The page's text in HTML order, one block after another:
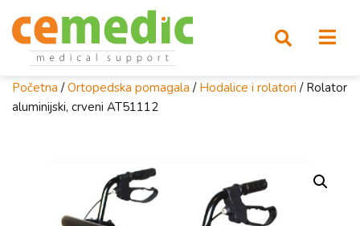
Početna /Ortopedska pomagala / Hodalice i rolatori / Rolator
aluminijski, crveni AT51112